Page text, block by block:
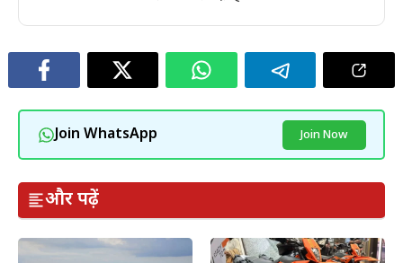
Join WhatsApp Join Now
और पढ़ें